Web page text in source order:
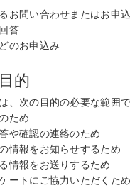
お問い合わせまたはお申
答
のお申込み
的
、次の目的の必要な範囲
ため
や確認の連絡のため
情報をお知らせするため
情報をお送りするため
ートにご協力いただくた